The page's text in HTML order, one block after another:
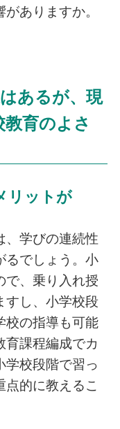
ありますか。
あるが、現
育のよさ
リットが
学びの連続性
るでしょう。小
で、乗り入れ授
すし、小学校段
校の指導も可能
育課程編成でカ
学校段階で習っ
点的に教えるこ